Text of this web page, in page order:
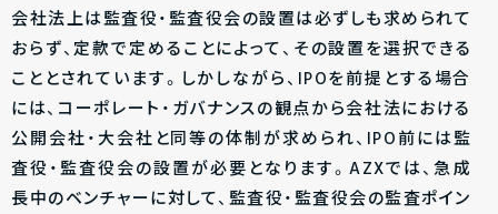
会社法上は監査役・監査役会の設置は必ずしも求められて
おらず、定款で定めることによって、その設置を選択できる
こととされています。しかしながら、IPOを前提とする場合
には、コーポレート・ガバナンスの観点から会社法における
公開会社・大会社と同等の体制が求められ、IPO前には監
査役・監査役会の設置が必要となります。AZXでは、急成
長中のベンチャーに対して、監査役・監査役会の監査ポイン